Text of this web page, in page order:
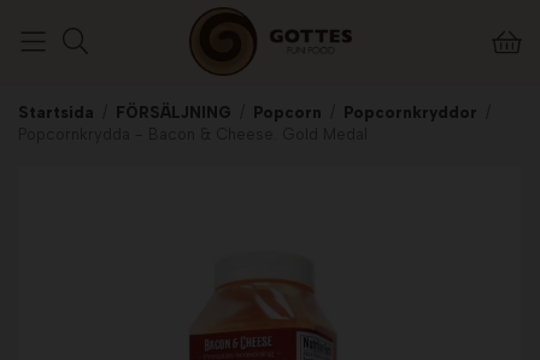
Startsida FÖRSÄLJNING Popcorn Popcornkryddor